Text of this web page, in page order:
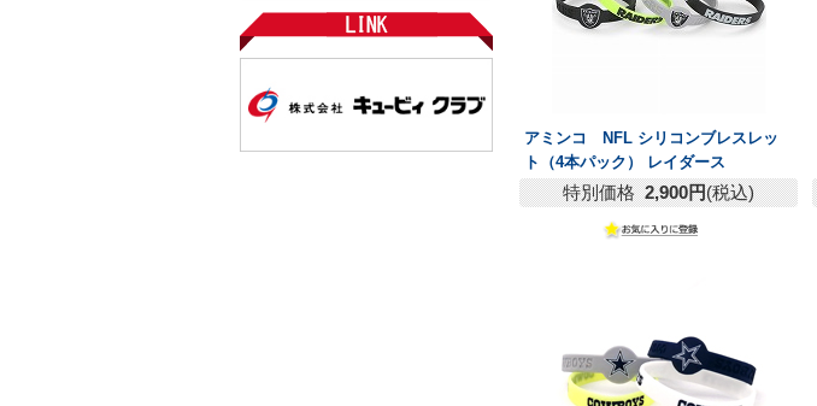
アミンコ NFL シリコンブレスレッ
ト（4本パック） レイダース
特別価格 2,900円(税込)